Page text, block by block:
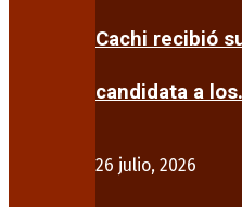
Cachi recibió
candidata a
26 julio, 2026